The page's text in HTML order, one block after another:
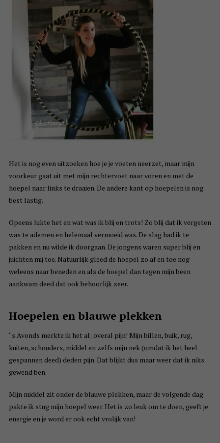
Het is nog even uitzoeken hoe je je voeten neerzet, maar mijn
voorkeur gaat uit met mijn rechtervoet naar voren en met de
hoepel naar links te draaien. De andere kant op hoepelen is nog
best lastig.
Opeens lukte het en wat was ik blij en trots! Zo blij dat ik vergeten
was te ademen en helemaal vermoeid was. De slag had ik te
pakken en nu wilde ik doorgaan. De jongens waren super blij en
juichten mij toe. Natuurlijk gleed de hoepel zo af en toe nog
weleens naar beneden en als de hoepel dan tegen mijn been
aankwam deed dat ook behoorlijk zeer.
Hoepelen en blauwe plekken
‘ s Avonds merkte ik het al; overal pijn! Mijn billen, buik, rug,
kuiten, schouders, middel en zelfs mijn nek (omdat ik het heel
gespannen deed) deden pijn. Dat blijkt dus maar weer dat ik niks
gewend ben.
Mijn middel zit onder de blauwe plekken, maar de volgende dag
pakte ik stug mijn hoepel weer. Het is zo leuk om te doen, geeft je
energie en je word er ook echt vrolijk van!